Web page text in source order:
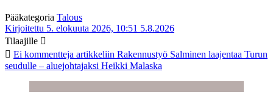
Pääkategoria Talous
Kirjoitettu 5. elokuuta 2026, 10:51 5.8.2026
Tilaajille
Ei kommentteja artikkeliin Rakennustyö Salminen laajentaa Turun
seudulle – aluejohtajaksi Heikki Malaska